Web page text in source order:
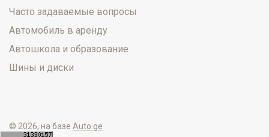
Часто задаваемые вопросы
Автомобиль в аренду
Автошкола и образование
Шины и диски
© 2026, на базе Auto.ge